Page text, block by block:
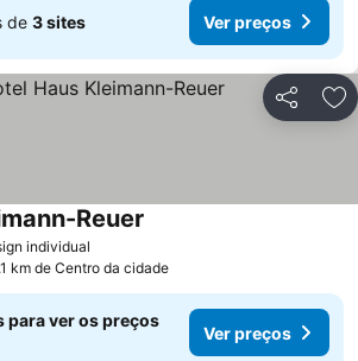
de 3 sites Ver preços
Partilhar
individual
Reuer
km de Centro da cidade
para ver os preços
Ver preços